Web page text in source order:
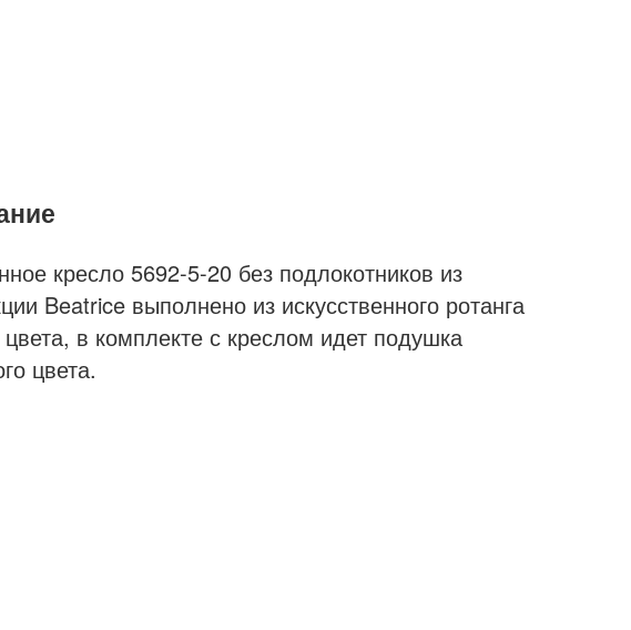
кресло 5692-5-20 без подлокотников из
Beatrice выполнено из искусственного ротанга
цвета, в комплекте с креслом идет подушка
цвета.